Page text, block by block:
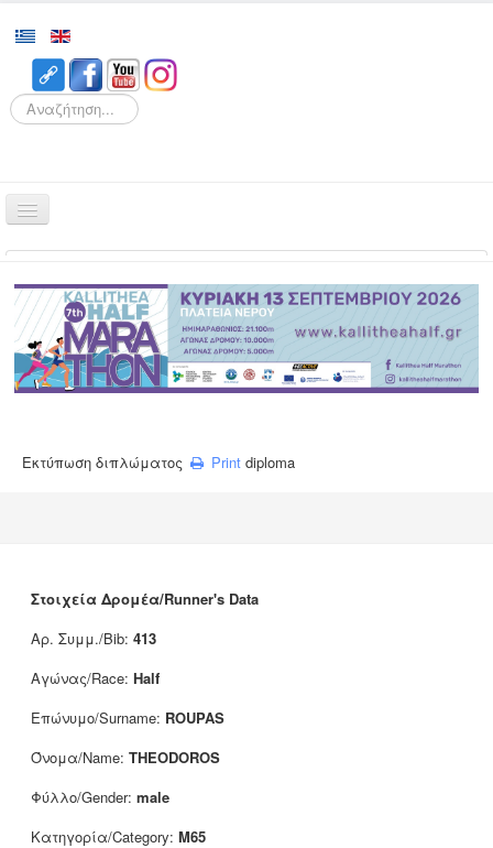
Search
Αγώνες
Διοργάνωση
Εθελοντισμός
Αποτελέσματα
Εκτύπωση διπλώματος Print diploma
Στοιχεία Δρομέα/Runner's Data
Αρ. Συμμ./Bib: 413
Αγώνας/Race: Half
Επώνυμο/Surname: ROUPAS
Όνομα/Name: THEODOROS
Φύλλο/Gender: male
Κατηγορία/Category: M65